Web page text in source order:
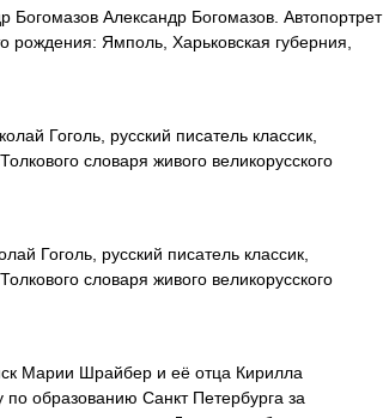
Богомазов Александр Богомазов. Автопортрет
Ямполь, Харьковская губерния,
Гоголь, русский писатель классик,
словаря живого великорусского
Гоголь, русский писатель классик,
словаря живого великорусского
Марии Шрайбер и её отца Кирилла
образованию Санкт Петербурга за